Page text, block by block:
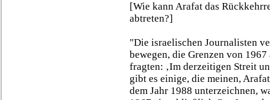
[Wie kann Arafat das
abtreten?]
"Die israelischen Journalisten
bewegen, die Grenzen von
fragten: ‚Im derzeitigen Streit
gibt es einige, die meinen,
dem Jahr 1988 unterzeichnen,